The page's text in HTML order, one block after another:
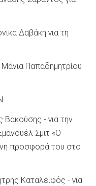
Δαβάκη για τη
Παπαδημητρίου
- για την
Σμιτ «Ο
προσφορά του στο
Καταλειφός - για